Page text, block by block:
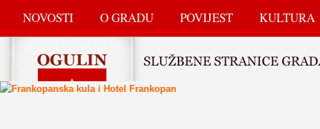
NOVOSTI O GRADU POVIJEST KULTURA